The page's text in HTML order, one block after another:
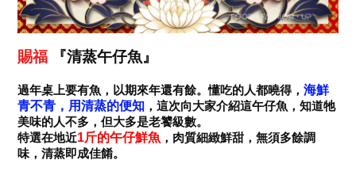
賜福 『清蒸午仔魚』
過年桌上要有魚，以期來年還有餘。懂吃的人都曉得， 海鮮
青不青，用清蒸的便知 ，這次向大家介紹這午仔魚，知道牠
美味的人不多，但大多是老饕級數。
特選在地近1斤的午仔鮮魚 ，肉質細緻鮮甜，無須多餘調
味，清蒸即成佳餚。